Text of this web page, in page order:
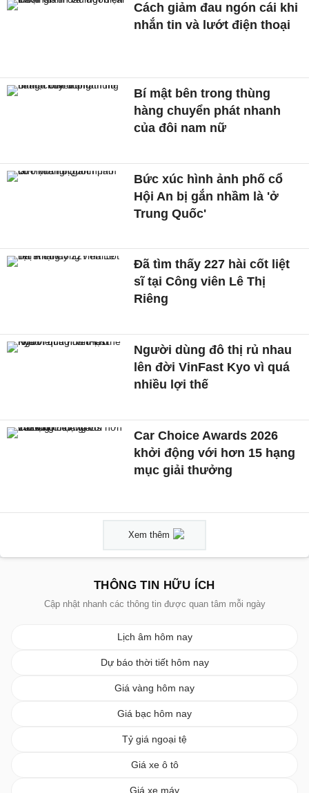
Cách giảm đau ngón cái khi
nhắn tin và lướt điện thoại
Bí mật bên trong thùng
hàng chuyển phát nhanh
của đôi nam nữ
Bức xúc hình ảnh phố cổ
Hội An bị gắn nhầm là 'ở
Trung Quốc'
Đã tìm thấy 227 hài cốt liệt
sĩ tại Công viên Lê Thị
Riêng
Người dùng đô thị rủ nhau
lên đời VinFast Kyo vì quá
nhiều lợi thế
Car Choice Awards 2026
khởi động với hơn 15 hạng
mục giải thưởng
Xem thêm
THÔNG TIN HỮU ÍCH
Cập nhật nhanh các thông tin được quan tâm mỗi ngày
Lịch âm hôm nay
Dự báo thời tiết hôm nay
Giá vàng hôm nay
Giá bạc hôm nay
Tỷ giá ngoại tệ
Giá xe ô tô
Giá xe máy